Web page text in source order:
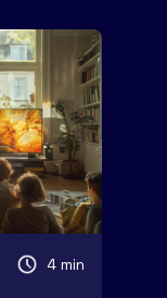
4 min